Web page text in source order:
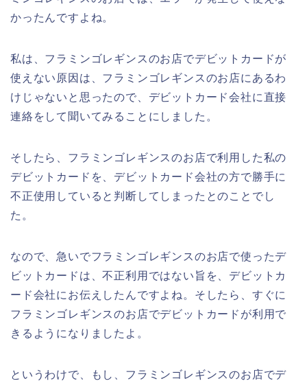
かったんですよね。
私は、フラミンゴレギンスのお店でデビットカードが
使えない原因は、フラミンゴレギンスのお店にあるわ
けじゃないと思ったので、デビットカード会社に直接
連絡をして聞いてみることにしました。
そしたら、フラミンゴレギンスのお店で利用した私の
デビットカードを、デビットカード会社の方で勝手に
不正使用していると判断してしまったとのことでし
た。
なので、急いでフラミンゴレギンスのお店で使ったデ
ビットカードは、不正利用ではない旨を、デビットカ
ード会社にお伝えしたんですよね。そしたら、すぐに
フラミンゴレギンスのお店でデビットカードが利用で
きるようになりましたよ。
というわけで、もし、フラミンゴレギンスのお店でデ